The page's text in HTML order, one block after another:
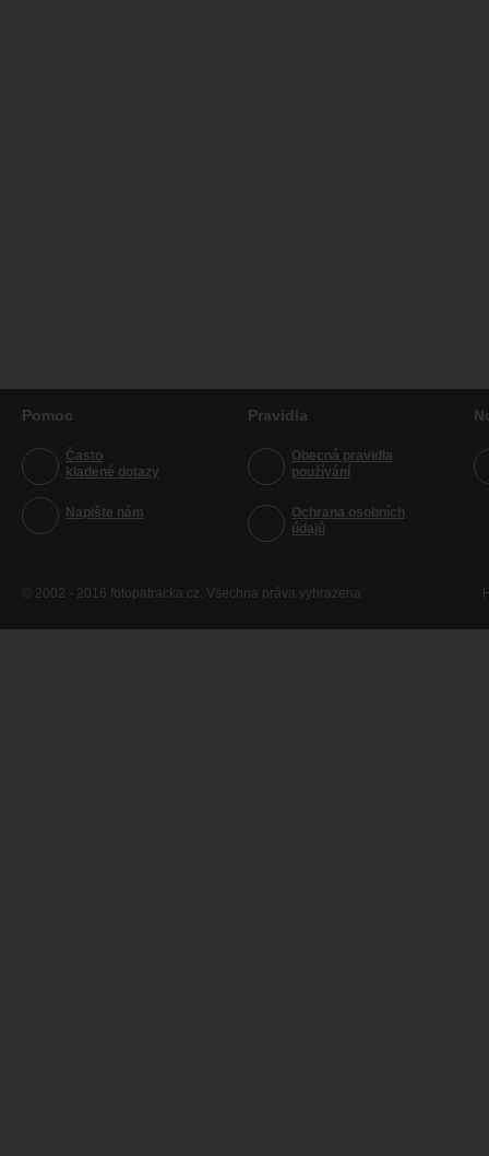
Pomoc
Často
kladené dotazy
Napište nám
Pravidla
Obecná pravidla
používání
Ochrana osobních
údajů
© 2002 - 2016 fotopatracka.cz. Všechna práva vyhrazena